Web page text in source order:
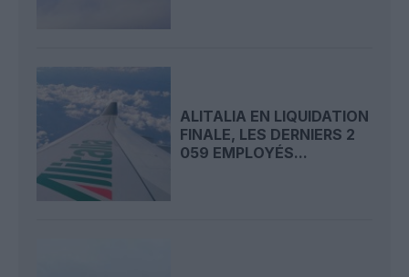
ALITALIA EN LIQUIDATION
FINALE, LES DERNIERS 2
059 EMPLOYÉS...